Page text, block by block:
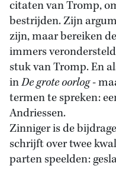
citaten van Tromp,
bestrijden. Zijn
zijn, maar bereiken
immers
stuk van Tromp. En
inDe grote oorlog-
termen te spreken:
Andriessen.
Zinniger is de
schrijft over twee
parten speelden: